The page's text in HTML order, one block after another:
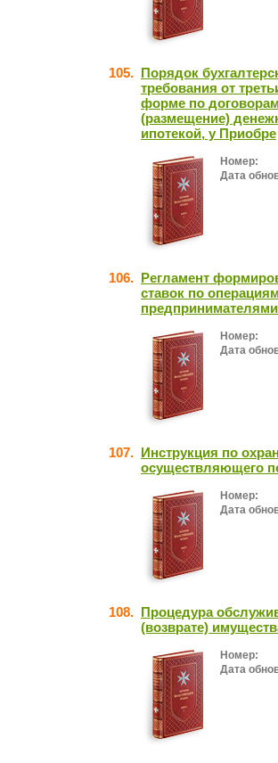
105. Порядок
требования от
форме по
(размещение)
ипотекой, у Приобре
Номер:
Дата
106. Регламент
ставок по
предпринимателями
Номер:
Дата
107. Инструкция по
осуществляющего
Номер:
Дата
108. Процедура
(возврате)
Номер:
Дата